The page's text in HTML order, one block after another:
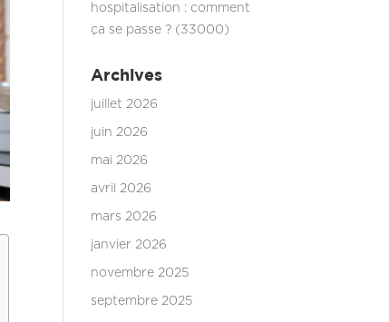
hospitalisation : comment
ça se passe ? (33000)
Archives
juillet 2026
juin 2026
mai 2026
avril 2026
mars 2026
janvier 2026
novembre 2025
septembre 2025